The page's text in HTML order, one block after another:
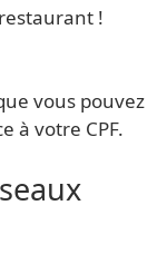
!
vous pouvez
à votre CPF.